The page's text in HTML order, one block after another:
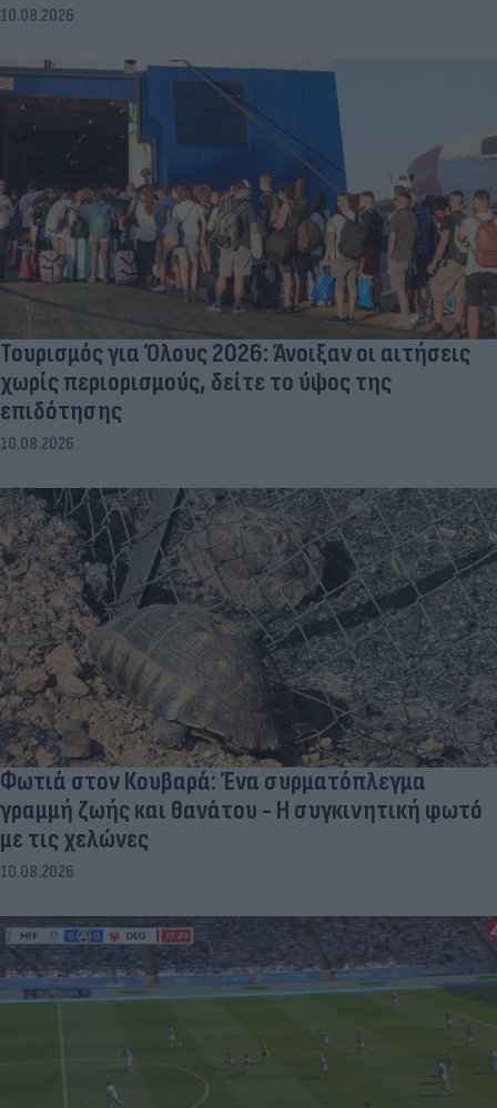
10.08.2026
Τουρισμός για Όλους 2026: Άνοιξαν οι αιτήσεις
χωρίς περιορισμούς, δείτε το ύψος της
επιδότησης
10.08.2026
Φωτιά στον Κουβαρά: Ένα συρματόπλεγμα
γραμμή ζωής και θανάτου - Η συγκινητική φωτό
με τις χελώνες
10.08.2026